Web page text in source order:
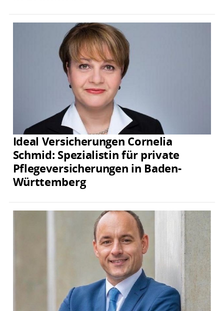
Ideal Versicherungen Cornelia
Schmid: Spezialistin für private
Pflegeversicherungen in Baden-
Württemberg